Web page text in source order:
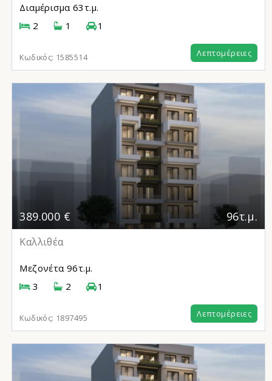
Διαμέρισμα 63τ.μ.
2
1 1
Κωδικός: 1585514 Λεπτομέρειες
389.000 € 96τ.μ.
Καλλιθέα
Μεζονέτα 96τ.μ.
3
2 1
Κωδικός: 1897495 Λεπτομέρειες